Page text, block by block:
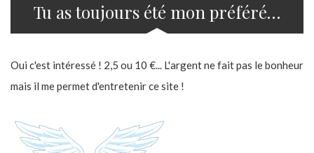
Tu as toujours été mon préféré…
Oui c'est intéressé ! 2,5 ou 10 €... L'argent ne fait pas le bonheur
mais il me permet d'entretenir ce site !